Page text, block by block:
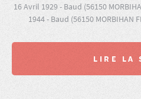
16 Avril 1929 - Baud (56150
1944 - Baud (56150 MORBIHAN
LIRE LA